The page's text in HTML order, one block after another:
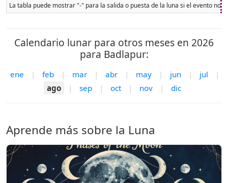
La tabla puede mostrar "-" para la salida o puesta de la luna si el evento no
Calendario lunar para otros meses en 2026
para Badlapur:
ene | feb | mar | abr | may | jun | jul
|
ago
| sep | oct | nov | dic
Aprende más sobre la Luna